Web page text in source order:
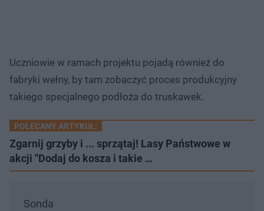
Uczniowie w ramach projektu pojadą również do
fabryki wełny, by tam zobaczyć proces produkcyjny
takiego specjalnego podłoża do truskawek.
POLECANY ARTYKUŁ:
Zgarnij grzyby i ... sprzątaj! Lasy Państwowe w
akcji ''Dodaj do kosza i takie …
Sonda